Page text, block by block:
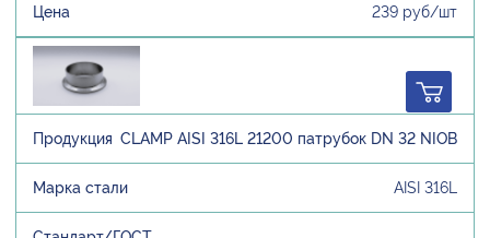
239 руб/шт
CLAMP AISI 316L 21200 патрубок DN 32 NIOB
AISI 316L